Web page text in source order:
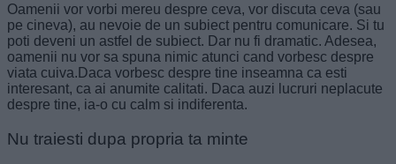
Oamenii vor vorbi mereu despre ceva, vor discuta ceva (sau
pe cineva), au nevoie de un subiect pentru comunicare. Si tu
poti deveni un astfel de subiect. Dar nu fi dramatic. Adesea,
oamenii nu vor sa spuna nimic atunci cand vorbesc despre
viata cuiva.Daca vorbesc despre tine inseamna ca esti
interesant, ca ai anumite calitati. Daca auzi lucruri neplacute
despre tine, ia-o cu calm si indiferenta.
Nu traiesti dupa propria ta minte